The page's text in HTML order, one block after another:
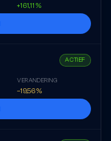
+161,11 %
ACTIEF
VERANDERING
–19,56 %